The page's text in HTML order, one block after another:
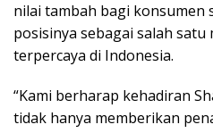
nilai tambah bagi konsumen
posisinya sebagai salah
terpercaya di Indonesia.
“Kami berharap kehadiran
tidak hanya memberikan